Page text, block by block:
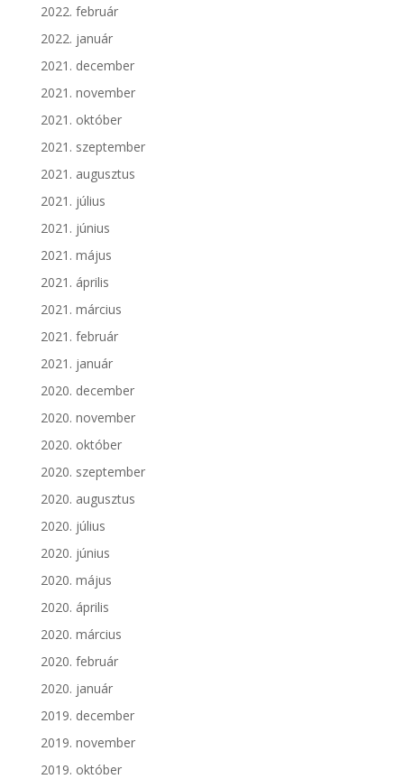
2022. február
2022. január
2021. december
2021. november
2021. október
2021. szeptember
2021. augusztus
2021. július
2021. június
2021. május
2021. április
2021. március
2021. február
2021. január
2020. december
2020. november
2020. október
2020. szeptember
2020. augusztus
2020. július
2020. június
2020. május
2020. április
2020. március
2020. február
2020. január
2019. december
2019. november
2019. október